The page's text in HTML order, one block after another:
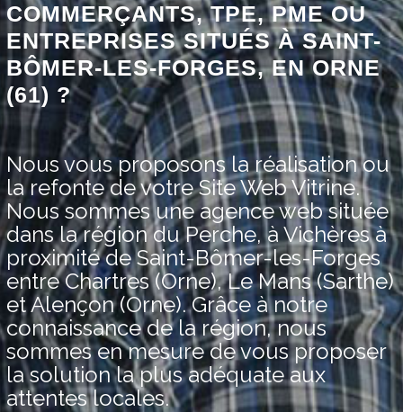
COMMERÇANTS, TPE, PME OU
ENTREPRISES SITUÉS À SAINT-
BÔMER-LES-FORGES, EN ORNE
(61) ?
Nous vous proposons la réalisation ou
la refonte de votre Site Web Vitrine.
Nous sommes une agence web située
dans la région du Perche, à Vichères à
proximité de Saint-Bômer-les-Forges
entre Chartres (Orne), Le Mans (Sarthe)
et Alençon (Orne). Grâce à notre
connaissance de la région, nous
sommes en mesure de vous proposer
la solution la plus adéquate aux
attentes locales.